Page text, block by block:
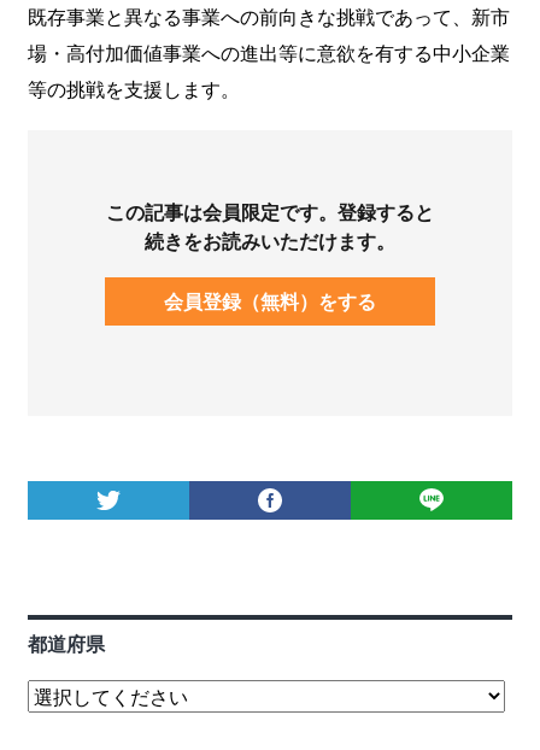
既存事業と異なる事業への前向きな挑戦であって、新市
場・高付加価値事業への進出等に意欲を有する中小企業
等の挑戦を支援します。
この記事は会員限定です。登録すると
続きをお読みいただけます。
会員登録（無料）をする
都道府県